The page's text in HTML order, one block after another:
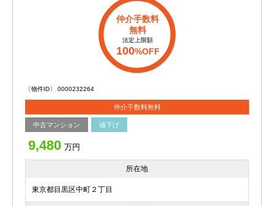
仲介手数料
無料
法定上限額
100%OFF
〔物件ID〕 0000232264
仲介手数料無料
中古マンション 値下げ
9,480 万円
所在地
東京都目黒区中町２丁目